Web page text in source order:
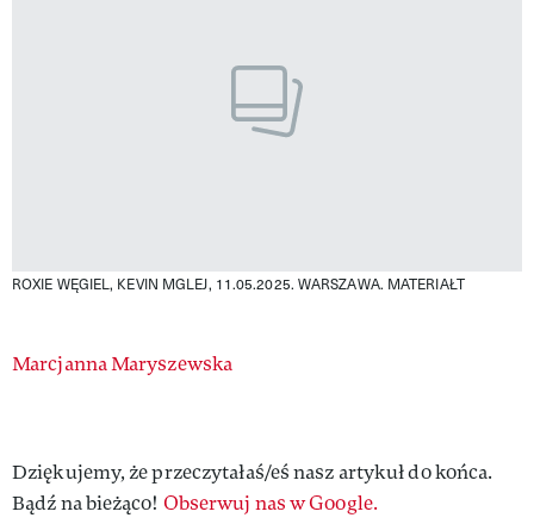
ROXIE WĘGIEL, KEVIN MGLEJ, 11.05.2025. WARSZAWA. MATERIAŁT
Authors
Marcjanna Maryszewska
Dziękujemy, że przeczytałaś/eś nasz artykuł do końca.
Bądź na bieżąco! Obserwuj nas w Google.